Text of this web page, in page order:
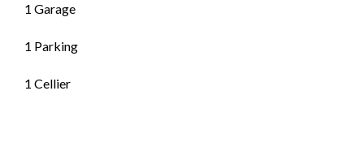
1 Garage
1 Parking
1 Cellier